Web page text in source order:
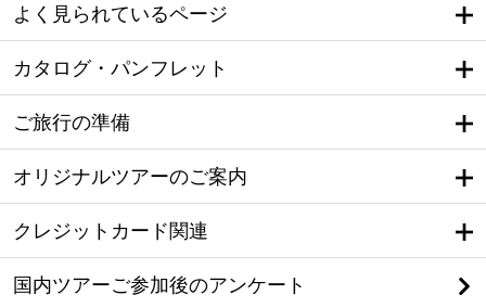
よく見られているページ
カタログ・パンフレット
ご旅行の準備
オリジナルツアーのご案内
クレジットカード関連
国内ツアーご参加後のアンケート